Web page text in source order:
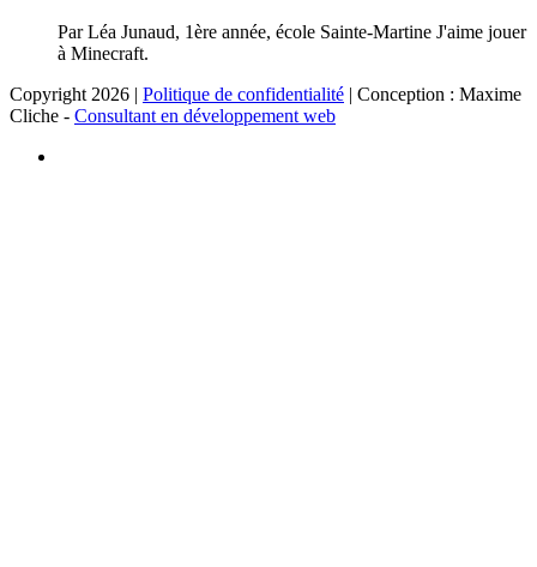
Par Léa Junaud, 1ère année, école Sainte-Martine J'aime jouer
à Minecraft.
Copyright 2026 | Politique de confidentialité | Conception : Maxime
Cliche - Consultant en développement web